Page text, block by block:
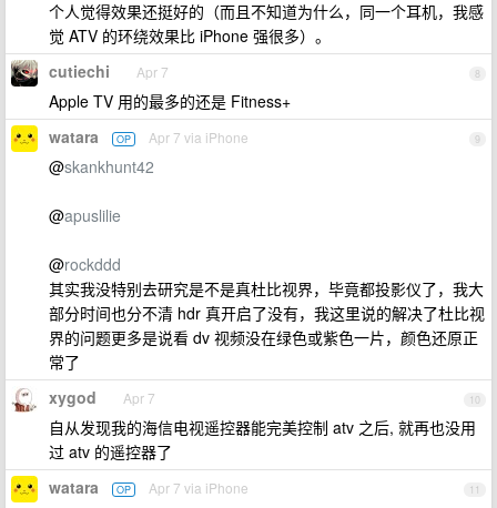
个人觉得效果还挺好的（而且不知道为什么，同一个耳机，我感
觉 ATV 的环绕效果比 iPhone 强很多）。
8
cutiechi Apr 7
Apple TV 用的最多的还是 Fitness+
9
watara OP Apr 7 via iPhone
@skankhunt42
@apuslilie
@rockddd
其实我没特别去研究是不是真杜比视界，毕竟都投影仪了，我大
部分时间也分不清 hdr 真开启了没有，我这里说的解决了杜比视
界的问题更多是说看 dv 视频没在绿色或紫色一片，颜色还原正
常了
10
xygod Apr 7
自从发现我的海信电视遥控器能完美控制 atv 之后, 就再也没用
过 atv 的遥控器了
11
watara OP Apr 7 via iPhone